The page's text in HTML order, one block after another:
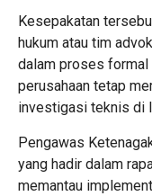
Kesepakatan
hukum atau tim
dalam proses
perusahaan tetap
investigasi teknis di
Pengawas
yang hadir dalam
memantau